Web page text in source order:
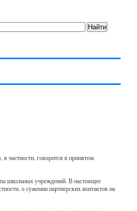
частности, говорится в принятом
школьных учреждений. В настоящее
о сужении партнерских контактов на